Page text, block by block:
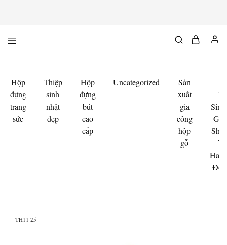
chất
Hộp
đựng
trang
sức
Thiệp
sinh
nhật
đẹp
Hộp
đựng
bút
cao
cấp
Uncategorized
Sản
xuất
gia
công
hộp
gỗ
Gỗ
TH11 25